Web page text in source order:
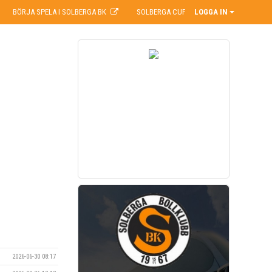
BÖRJA SPELA I SOLBERGA BK SOLBERGA CUP LOGGA IN
2026-06-30 08:17